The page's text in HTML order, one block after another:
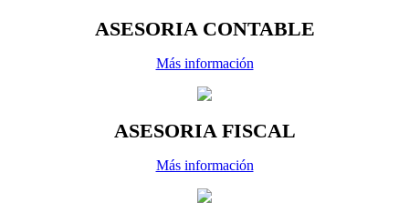
ASESORIA CONTABLE
Más información
ASESORIA FISCAL
Más información